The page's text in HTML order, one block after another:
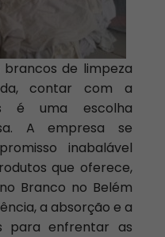
de limpeza
contar com a
é uma escolha
A empresa se
inabalável
que oferece,
Branco no Belém
a absorção e a
para enfrentar as